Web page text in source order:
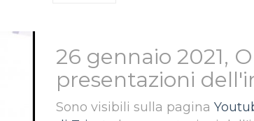
26 gennaio 2021,
presentazioni
Sono visibili sulla pagina